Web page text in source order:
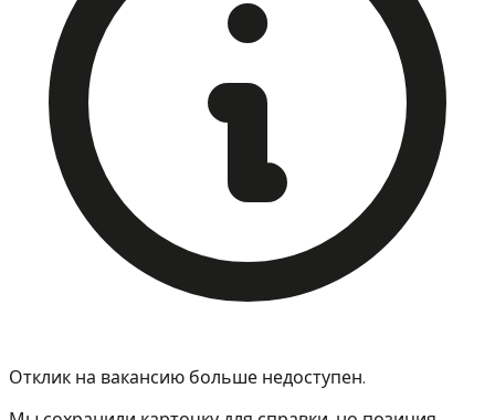
Отклик на вакансию больше недоступен.